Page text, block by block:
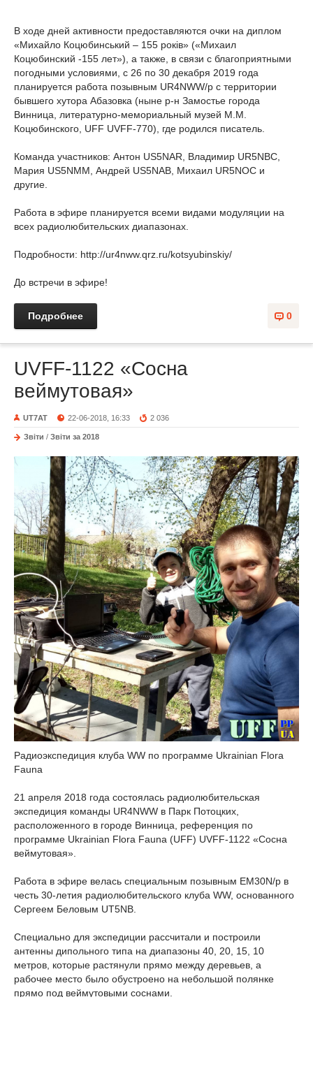
В ходе дней активности предоставляются очки на диплом
«Михайло Коцюбинський – 155 років» («Михаил
Коцюбинский -155 лет»), а также, в связи с благоприятными
погодными условиями, с 26 по 30 декабря 2019 года
планируется работа позывным UR4NWW/p с территории
бывшего хутора Абазовка (ныне р-н Замостье города
Винница, литературно-мемориальный музей М.М.
Коцюбинского, UFF UVFF-770), где родился писатель.
Команда участников: Антон US5NAR, Владимир UR5NBC,
Мария US5NMM, Андрей US5NAB, Михаил UR5NOC и
другие.
Работа в эфире планируется всеми видами модуляции на
всех радиолюбительских диапазонах.
Подробности: http://ur4nww.qrz.ru/kotsyubinskiy/
До встречи в эфире!
0
Подробнее
UVFF-1122 «Сосна
веймутовая»
UT7AT 22-06-2018, 16:33 2 036
Звіти / Звіти за 2018
Радиоэкспедиция клуба WW по программе Ukrainian Flora
Fauna
21 апреля 2018 года состоялась радиолюбительская
экспедиция команды UR4NWW в Парк Потоцких,
расположенного в городе Винница, референция по
программе Ukrainian Flora Fauna (UFF) UVFF-1122 «Сосна
веймутовая».
Работа в эфире велась специальным позывным EM30N/p в
честь 30-летия радиолюбительского клуба WW, основанного
Сергеем Беловым UT5NB.
Специально для экспедиции рассчитали и построили
антенны дипольного типа на диапазоны 40, 20, 15, 10
метров, которые растянули прямо между деревьев, а
рабочее место было обустроено на небольшой полянке
прямо под веймутовыми соснами.